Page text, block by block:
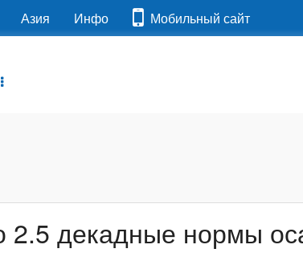
Азия Инфо Мобильный сайт
2.5 декадные нормы